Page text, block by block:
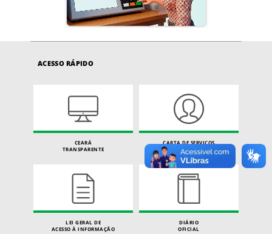
ACESSO RÁPIDO
CEARÁ
TRANSPARENTE
CARTA DE SERVIÇOS
DO CIDADÃO
LEI GERAL DE
ACESSO À INFORMAÇÃO
DIÁRIO
OFICIAL